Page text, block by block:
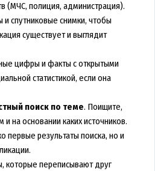
(МЧС, полиция, администрация).
и спутниковые снимки, чтобы
существует и выглядит
цифры и факты с открытыми
статистикой, если она
поиск по теме. Поищите,
на основании каких источников.
первые результаты поиска, но и
которые переписывают друг